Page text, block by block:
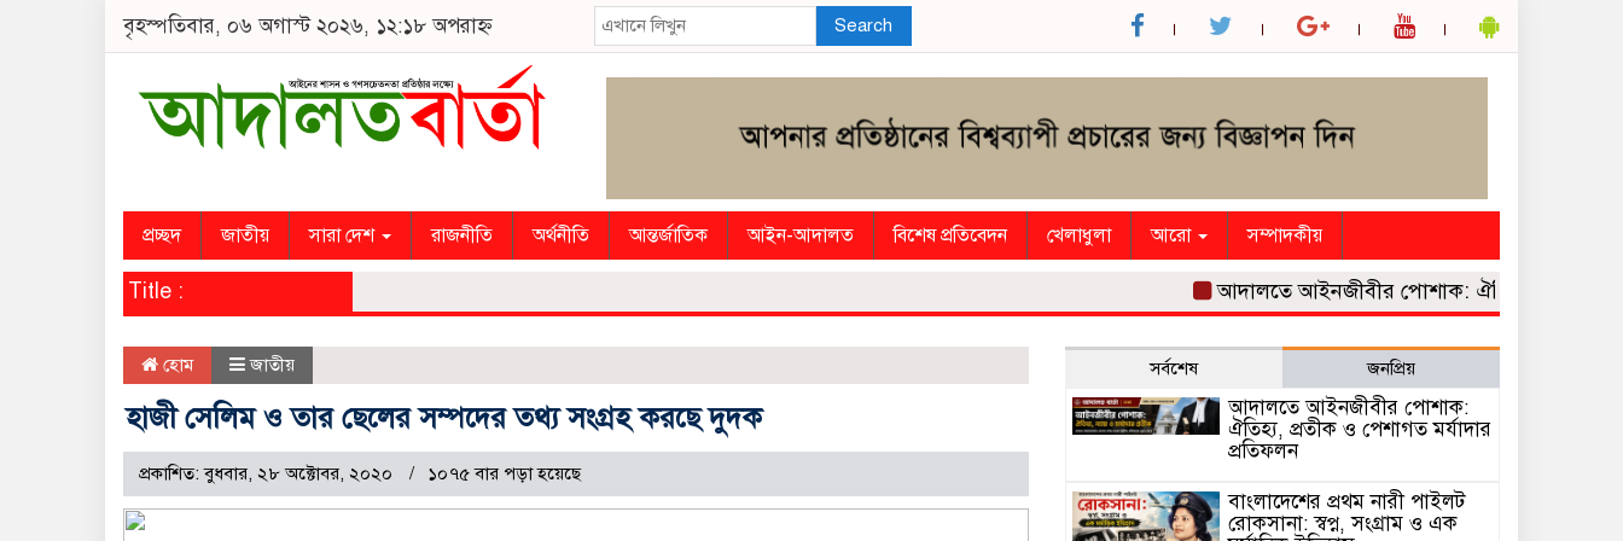
বৃহস্পতিবার, ০৬ অগাস্ট ২০২৬, ১২:১৮ অপরাহ্ন Search
প্রচ্ছদ জাতীয় সারা দেশ রাজনীতি অর্থনীতি আন্তর্জাতিক আইন-আদালত বিশেষ প্রতিবেদন খেলাধুলা আরো সম্পাদকীয়
Title : আদালতে আইনজীবীর পোশাক: ঐতিহ্য, প্রতীক ও
হোম জাতীয়
হাজী সেলিম ও তার ছেলের সম্পদের তথ্য সংগ্রহ করছে দুদক
প্রকাশিত: বুধবার, ২৮ অক্টোবর, ২০২০ ১০৭৫ বার পড়া হয়েছে
সর্বশেষ জনপ্রিয়
আদালতে আইনজীবীর পোশাক:
ঐতিহ্য, প্রতীক ও পেশাগত মর্যাদার
প্রতিফলন
বাংলাদেশের প্রথম নারী পাইলট
রোকসানা: স্বপ্ন, সংগ্রাম ও এক